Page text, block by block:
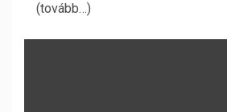
(tovább…)